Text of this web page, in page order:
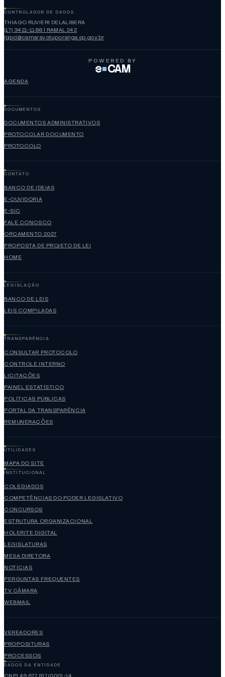
CONTROLADOR DE DADOS
THIAGO RUVIERI DELALIBERA
(17) 3421-1188 | RAMAL 242
lgpd@camaravotuporanga.sp.gov.br
POWERED BY
e CAM
AGENDA
DOCUMENTOS
DOCUMENTOS ADMINISTRATIVOS
PROTOCOLAR DOCUMENTO
PROTOCOLO
CONTATO
BANCO DE IDEIAS
E-OUVIDORIA
E-SIC
FALE CONOSCO
ORÇAMENTO 2027
PROPOSTA DE PROJETO DE LEI
HOME
LEGISLAÇÃO
BANCO DE LEIS
LEIS COMPILADAS
TRANSPARÊNCIA
CONSULTAR PROTOCOLO
CONTROLE INTERNO
LICITAÇÕES
PAINEL ESTATÍSTICO
POLÍTICAS PÚBLICAS
PORTAL DA TRANSPARÊNCIA
REMUNERAÇÕES
UTILIDADES
MAPA DO SITE
INSTITUCIONAL
COLEGIADOS
COMPETÊNCIAS DO PODER LEGISLATIVO
CONCURSOS
ESTRUTURA ORGANIZACIONAL
HOLERITE DIGITAL
LEGISLATURAS
MESA DIRETORA
NOTÍCIAS
PERGUNTAS FREQUENTES
TV CÂMARA
WEBMAIL
VEREADORES
PROPOSITURAS
PROCESSOS
DADOS DA ENTIDADE
CNPJ 49.677.917/0001-14